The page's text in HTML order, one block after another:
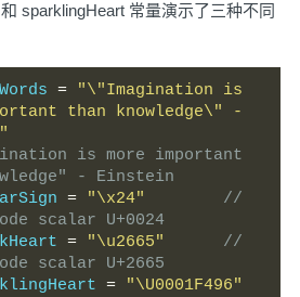
sparklingHeart 常量演示了三种不同
=
"\"Imagination is
than knowledge\" -
is more important
- Einstein
= "\x24"
//
scalar U+0024
= "\u2665"
//
scalar U+2665
=
"\U0001F496"